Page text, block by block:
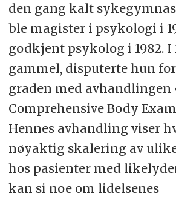
den gang kalt
ble magister i psykologi i
godkjent psykolog i 1982. I
gammel, disputerte hun
graden med avhandlingen
Comprehensive Body
Hennes avhandling viser
nøyaktig skalering av
hos pasienter med
kan si noe om lidelsenes